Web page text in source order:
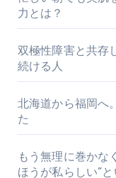
力とは？
双極性障害と共存
続ける人
北海道から福岡へ
た
もう無理に巻かな
ほうが私らしい”